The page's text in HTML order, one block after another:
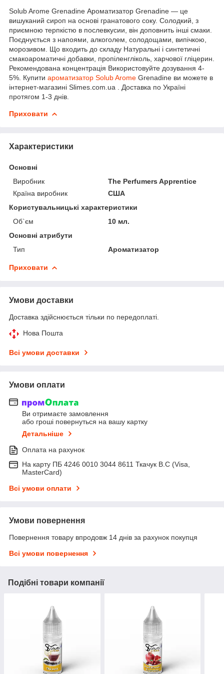
Solub Arome Grenadine Ароматизатор Grenadine — це
вишуканий сироп на основі гранатового соку. Солодкий, з
приємною терпкістю в послевкусии, він доповнить інші смаки.
Поєднується з напоями, алкоголем, солодощами, випічкою,
морозивом. Що входить до складу Натуральні і синтетичні
смакоароматичні добавки, пропіленгліколь, харчової гліцерин.
Рекомендована концентрація Використовуйте дозування 4-
5%. Купити ароматизатор Solub Arome Grenadine ви можете в
інтернет-магазині Slimes.com.ua . Доставка по Україні
протягом 1-3 днів.
Приховати
Характеристики
Основні
Виробник
The Perfumers Apprentice
Країна виробник
США
Користувальницькі характеристики
Об`єм
10 мл.
Основні атрибути
Тип
Ароматизатор
Приховати
Умови доставки
Доставка здійснюється тільки по передоплаті.
Нова Пошта
Всі умови доставки
Умови оплати
Ви отримаєте замовлення
або гроші повернуться на вашу картку
Детальніше
Оплата на рахунок
На карту ПБ 4246 0010 3044 8611 Ткачук В.С (Visa,
MasterCard)
Всі умови оплати
Умови повернення
Повернення товару впродовж 14 днів за рахунок покупця
Всі умови повернення
Подібні товари компанії